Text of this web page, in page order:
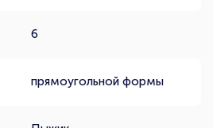
6
прямоугольной формы